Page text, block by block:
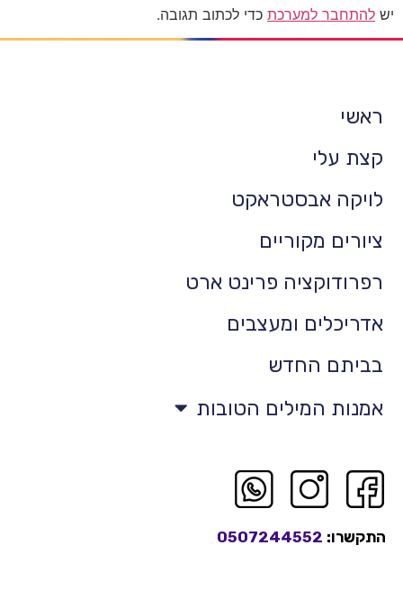
יש להתחבר למערכת כדי לכתוב תגובה.
ראשי
קצת עלי
לויקה אבסטראקט
ציורים מקוריים
רפרודוקציה פרינט ארט
אדריכלים ומעצבים
בביתם החדש
אמנות המילים הטובות
התקשרו: 0507244552